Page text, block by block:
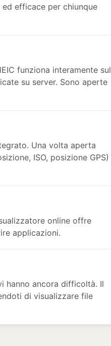
efficace per chiunque
funziona interamente sul
su server. Sono aperte
Una volta aperta
ISO, posizione GPS)
online offre
applicazioni.
hanno ancora difficoltà. Il
di visualizzare file